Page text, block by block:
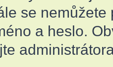
se
a heslo.